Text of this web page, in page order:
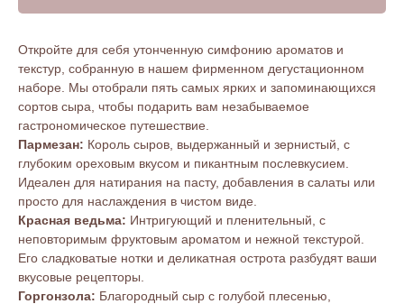
Откройте для себя утонченную симфонию ароматов и
текстур, собранную в нашем фирменном дегустационном
наборе. Мы отобрали пять самых ярких и запоминающихся
сортов сыра, чтобы подарить вам незабываемое
гастрономическое путешествие.
Пармезан: Король сыров, выдержанный и зернистый, с
глубоким ореховым вкусом и пикантным послевкусием.
Идеален для натирания на пасту, добавления в салаты или
просто для наслаждения в чистом виде.
Красная ведьма: Интригующий и пленительный, с
неповторимым фруктовым ароматом и нежной текстурой.
Его сладковатые нотки и деликатная острота разбудят ваши
вкусовые рецепторы.
Горгонзола: Благородный сыр с голубой плесенью,